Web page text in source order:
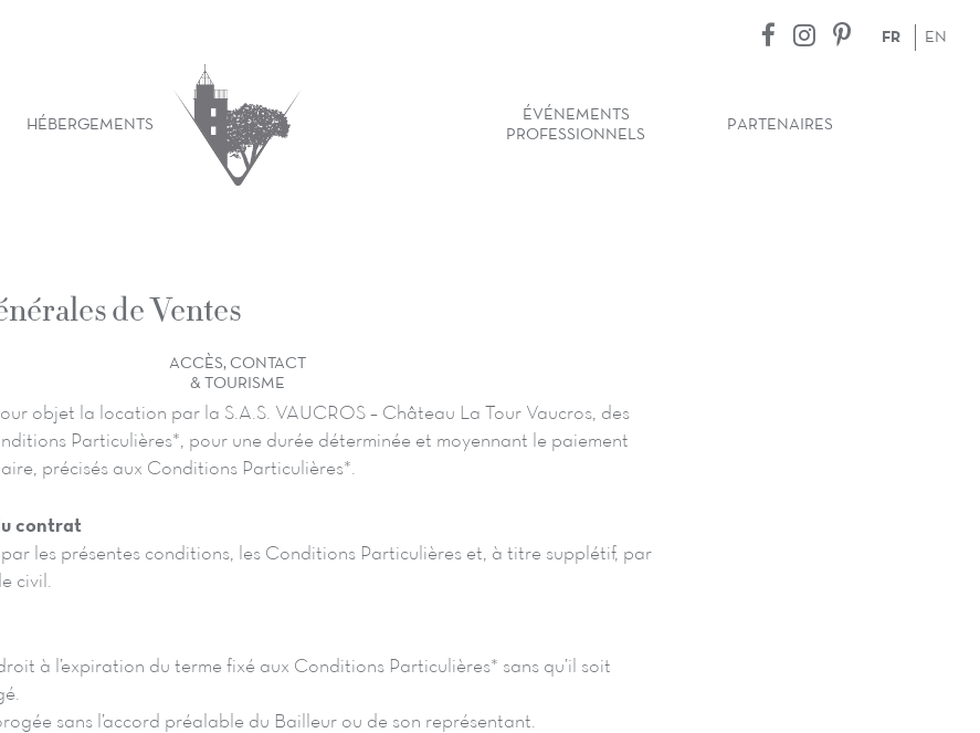
FR EN
HÉBERGEMENTS
ÉVÉNEMENTS
PROFESSIONNELS
PARTENAIRES
ACCÈS, CONTACT
& TOURISME
de Ventes
objet la location par la S.A.S. VAUCROS – Château La Tour Vaucros, des
Particulières*, pour une durée déterminée et moyennant le paiement
précisés aux Conditions Particulières*.
contrat
les présentes conditions, les Conditions Particulières et, à titre supplétif, par
civil.
à l’expiration du terme fixé aux Conditions Particulières* sans qu’il soit
sans l’accord préalable du Bailleur ou de son représentant.